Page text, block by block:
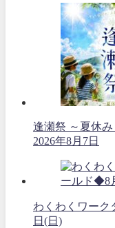
逢瀬祭 ～夏休
2026年8月7日
わくわくワー
日(日)